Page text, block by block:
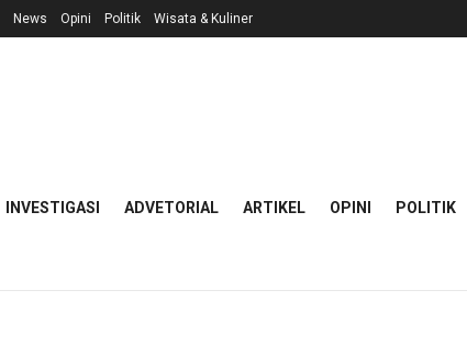
News Opini Politik Wisata & Kuliner
INVESTIGASI ADVETORIAL ARTIKEL OPINI POLITIK